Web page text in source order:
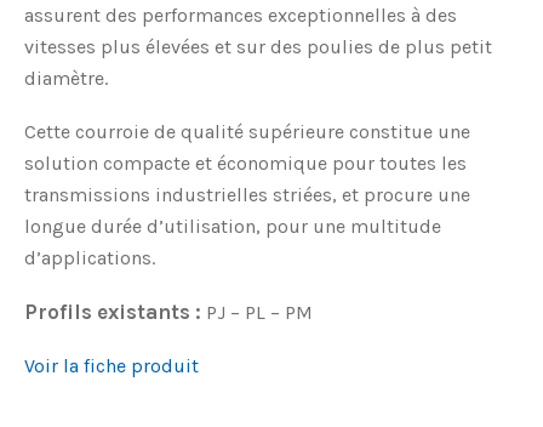
assurent des performances exceptionnelles à des
vitesses plus élevées et sur des poulies de plus petit
diamètre.
Cette courroie de qualité supérieure constitue une
solution compacte et économique pour toutes les
transmissions industrielles striées, et procure une
longue durée d’utilisation, pour une multitude
d’applications.
Profils existants : PJ – PL – PM
Voir la fiche produit